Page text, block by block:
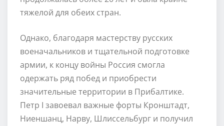
тяжелой для обеих стран.
Однако, благодаря мастерству русских
военачальников и тщательной подготовке
армии, к концу войны Россия смогла
одержать ряд побед и приобрести
значительные территории в Прибалтике.
Петр I завоевал важные форты Кронштадт,
Ниеншанц, Нарву, Шлиссельбург и получил